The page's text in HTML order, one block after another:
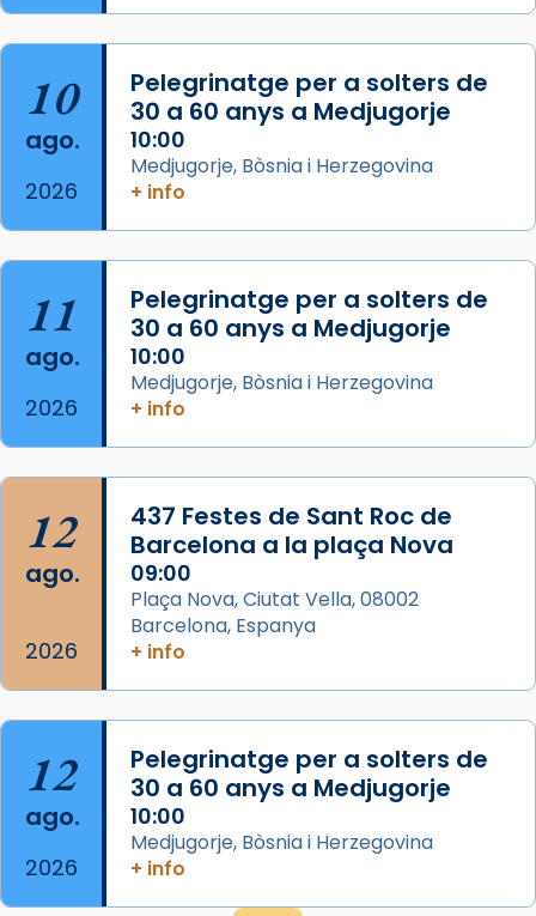
Foto
Arquebisbat de Barcelona
2 weeks ago
Memòria de les santes Juliana i
Acompanyant la història de sant Cugat, a
partir de l’Edat Mitjana sorgeix la tradició
que les santes Juliana (“relatiu a Júlia”) i
Semproniana (“relatiu a Semprònia =
eterna”) són deixebles seves. I l’any 1667, el
frare Joan Gaspar Roig, afirma en una obra
que les santes són filles de l’antiga Iluro.
Mataró en reivindicarà les relíq
Foto
View on Facebook · Share
10
ago.
2026
Pelegrinatge per a solters de
30 a 60 anys a Medjugorje
10:00
Medjugorje, Bòsnia i Herzegovina
+ info
11
ago.
2026
Pelegrinatge per a solters de
30 a 60 anys a Medjugorje
10:00
Medjugorje, Bòsnia i Herzegovina
+ info
12
ago.
2026
437 Festes de Sant Roc de
Barcelona a la plaça Nova
09:00
Plaça Nova, Ciutat Vella, 08002
Barcelona, Espanya
+ info
12
ago.
2026
Pelegrinatge per a solters de
30 a 60 anys a Medjugorje
10:00
Medjugorje, Bòsnia i Herzegovina
+ info